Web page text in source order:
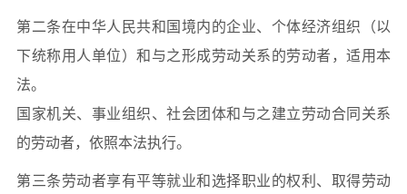
第二条在中华人民共和国境内的企业、个体经济组织（以
下统称用人单位）和与之形成劳动关系的劳动者，适用本
法。
国家机关、事业组织、社会团体和与之建立劳动合同关系
的劳动者，依照本法执行。
第三条劳动者享有平等就业和选择职业的权利、取得劳动